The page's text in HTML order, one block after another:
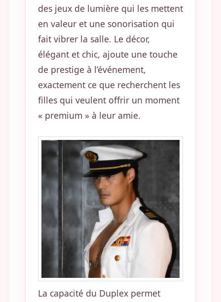
des jeux de lumière qui les mettent
en valeur et une sonorisation qui
fait vibrer la salle. Le décor,
élégant et chic, ajoute une touche
de prestige à l’événement,
exactement ce que recherchent les
filles qui veulent offrir un moment
« premium » à leur amie.
La capacité du Duplex permet